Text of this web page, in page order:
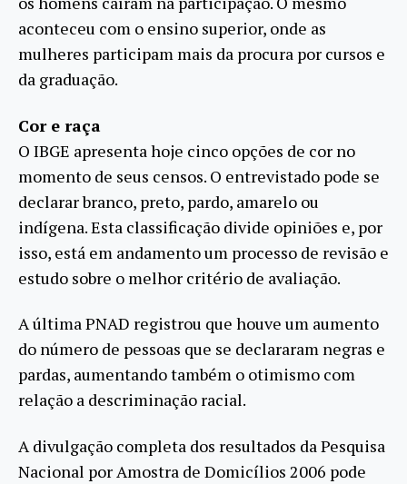
aconteceu com o ensino superior, onde as
mulheres participam mais da procura por cursos e
da graduação.
Cor e raça
O IBGE apresenta hoje cinco opções de cor no
momento de seus censos. O entrevistado pode se
declarar branco, preto, pardo, amarelo ou
indígena. Esta classificação divide opiniões e, por
isso, está em andamento um processo de revisão e
estudo sobre o melhor critério de avaliação.
A última PNAD registrou que houve um aumento
do número de pessoas que se declararam negras e
pardas, aumentando também o otimismo com
relação a descriminação racial.
A divulgação completa dos resultados da Pesquisa
Nacional por Amostra de Domicílios 2006 pode